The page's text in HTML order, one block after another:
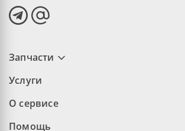
Запчасти
Услуги
О сервисе
Помощь